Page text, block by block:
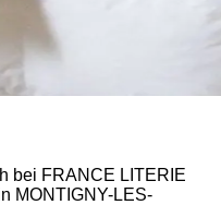
bei FRANCE LITERIE
MONTIGNY-LES-